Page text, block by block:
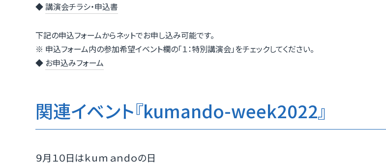
◆講演会チラシ・申込書
下記の申込フォームからネットでお申し込み可能です。
※ 申込フォーム内の参加希望イベント欄の「１：特別講演会」をチェックしてください。
◆ お申込みフォーム
関連イベント『kumando-week2022』
９月１０日はｋｕｍａｎｄｏの日